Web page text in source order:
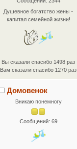
Душевное богатство жены -
капитал семейной жизни!
Вы сказали спасибо 1498 раз
Вам сказали спасибо 1270 раз
Домовенок
Вникаю понемногу
Сообщений: 69